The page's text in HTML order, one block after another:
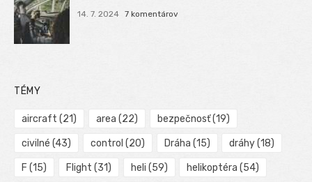
14. 7. 2024 7 komentárov
TÉMY
aircraft (21) area (22) bezpečnosť(19)
civilné (43) control (20) Dráha (15) dráhy(18)
F (15) Flight (31) heli (59) helikoptéra (54)